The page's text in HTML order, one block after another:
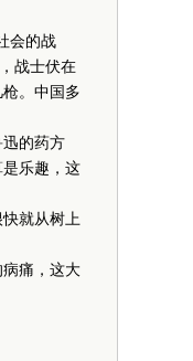
会的战
战士伏在
。中国多
的药方
乐趣，这
就从树上
痛，这大